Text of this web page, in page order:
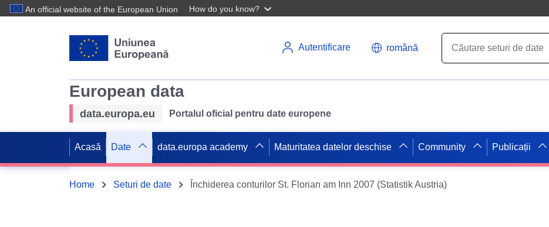
An official website of the European Union How do you know?
Autentificare română
European data
data.europa.eu Portalul oficial pentru date europene
Acasă Date data.europa academy Maturitatea datelor deschise Community Publicații
Home Seturi de date Închiderea conturilor St. Florian am Inn 2007 (Statistik Austria)